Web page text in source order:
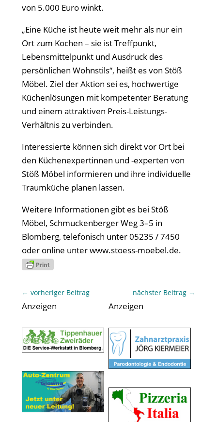
von 5.000 Euro winkt.
„Eine Küche ist heute weit mehr als nur ein
Ort zum Kochen – sie ist Treffpunkt,
Lebensmittelpunkt und Ausdruck des
persönlichen Wohnstils“, heißt es von Stöß
Möbel. Ziel der Aktion sei es, hochwertige
Küchenlösungen mit kompetenter Beratung
und einem attraktiven Preis-Leistungs-
Verhältnis zu verbinden.
Interessierte können sich direkt vor Ort bei
den Küchenexpertinnen und -experten von
Stöß Möbel informieren und ihre individuelle
Traumküche planen lassen.
Weitere Informationen gibt es bei Stöß
Möbel, Schmuckenberger Weg 3–5 in
Blomberg, telefonisch unter 05235 / 7450
oder online unter www.stoess-moebel.de.
← vorheriger Beitrag nächster Beitrag →
Anzeigen Anzeigen